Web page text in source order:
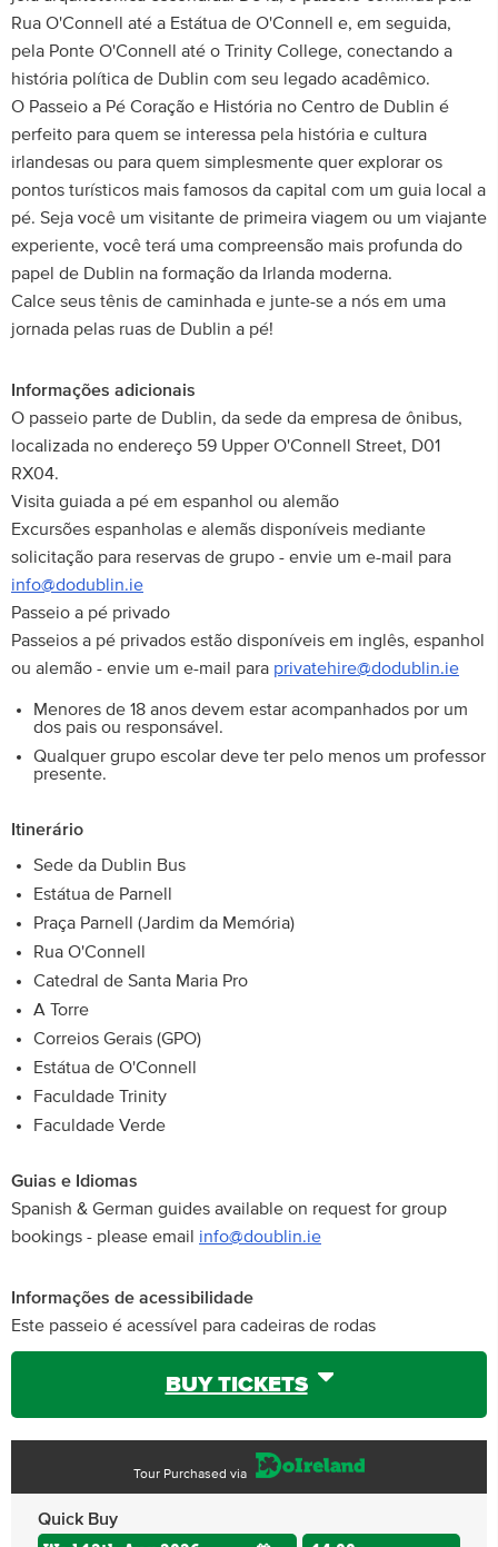
Rua O'Connell até a Estátua de O'Connell e, em seguida,
pela Ponte O'Connell até o Trinity College, conectando a
história política de Dublin com seu legado acadêmico.
O Passeio a Pé Coração e História no Centro de Dublin é
perfeito para quem se interessa pela história e cultura
irlandesas ou para quem simplesmente quer explorar os
pontos turísticos mais famosos da capital com um guia local a
pé. Seja você um visitante de primeira viagem ou um viajante
experiente, você terá uma compreensão mais profunda do
papel de Dublin na formação da Irlanda moderna.
Calce seus tênis de caminhada e junte-se a nós em uma
jornada pelas ruas de Dublin a pé!
Informações adicionais
O passeio parte de Dublin, da sede da empresa de ônibus,
localizada no endereço 59 Upper O'Connell Street, D01
RX04.
Visita guiada a pé em espanhol ou alemão
Excursões espanholas e alemãs disponíveis mediante
solicitação para reservas de grupo - envie um e-mail para
info@dodublin.ie
Passeio a pé privado
Passeios a pé privados estão disponíveis em inglês, espanhol
ou alemão - envie um e-mail para privatehire@dodublin.ie
Menores de 18 anos devem estar acompanhados por um
dos pais ou responsável.
Qualquer grupo escolar deve ter pelo menos um professor
presente.
Itinerário
Sede da Dublin Bus
Estátua de Parnell
Praça Parnell (Jardim da Memória)
Rua O'Connell
Catedral de Santa Maria Pro
A Torre
Correios Gerais (GPO)
Estátua de O'Connell
Faculdade Trinity
Faculdade Verde
Guias e Idiomas
Spanish & German guides available on request for group
bookings - please email info@doublin.ie
Informações de acessibilidade
Este passeio é acessível para cadeiras de rodas
BUY TICKETS
Tour Purchased via
Quick Buy